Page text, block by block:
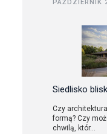
PAŹDZIERNIK
Siedlisko
Czy
formą? Czy
chwilą, któr...